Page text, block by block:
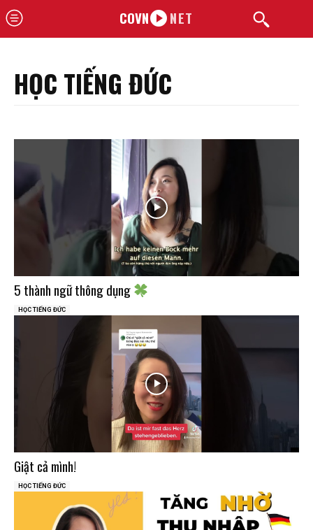
COVN NET
HỌC TIẾNG ĐỨC
5 thành ngữ thông dụng
HỌC TIẾNG ĐỨC
Giật cả mình!
HỌC TIẾNG ĐỨC